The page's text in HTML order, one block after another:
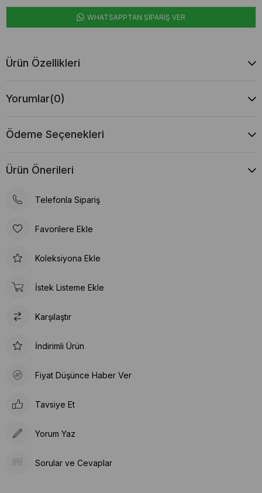
WHATSAPPTAN SİPARİŞ VER
Ürün Özellikleri
Yorumlar(0)
Ödeme Seçenekleri
Ürün Önerileri
Telefonla Sipariş
Favorilere Ekle
Koleksiyona Ekle
İstek Listeme Ekle
Karşılaştır
İndirimli Ürün
Fiyat Düşünce Haber Ver
Tavsiye Et
Yorum Yaz
Sorular ve Cevaplar